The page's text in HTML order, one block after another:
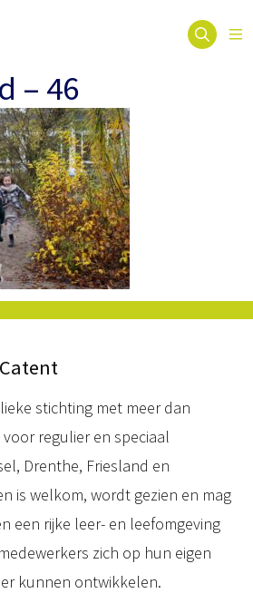
– 46
stichting met meer dan
regulier en speciaal
Drenthe, Friesland en
is welkom, wordt gezien en mag
een rijke leer- en leefomgeving
zich op hun eigen
kunnen ontwikkelen.